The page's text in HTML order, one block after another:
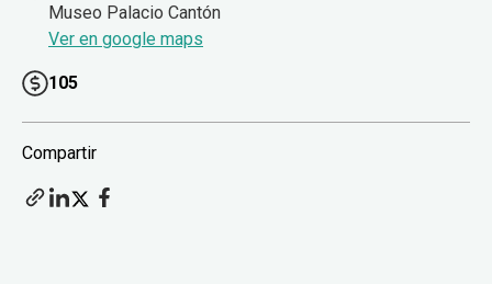
Museo Palacio Cantón
Ver en google maps
105
Compartir